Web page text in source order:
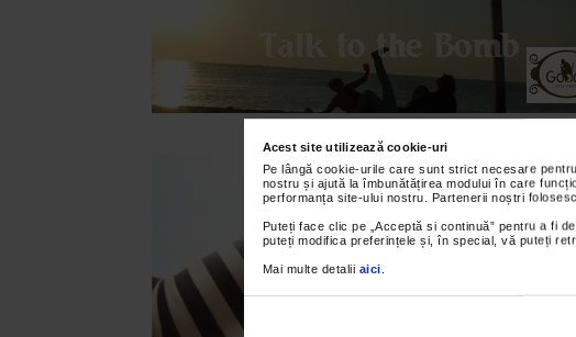
Acest site utilizează cookie-uri
Pe lângă cookie-urile care sunt strict necesare
nostru și ajută la îmbunătățirea modului în care
performanța site-ului nostru. Partenerii noștri
Puteți face clic pe „Acceptă si continuă” pentru a fi
puteți modifica preferințele și, în special, vă puteți
Mai multe detalii aici